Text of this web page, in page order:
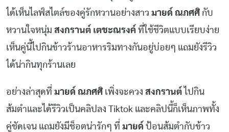
ได้เห็นไลฟ์สไตล์ของคู่รักหวานอย่างสาว มายด์ ณภศศิ กับ
หวานใจหนุ่ม สงกรานต์ เตชะณรงค์ ที่ใช้ชีวิตแบบเรียบง่าย
เห็นคู่นี้ไปกินข้าวร้านอาหารริมทางกันอยู่บ่อยๆ แถมยังรีวิว
ได้น่ากินทุกร้านเลย
อย่างล่าสุดที่ มายด์ ณภศศิ เพิ่งจะควง สงกรานต์ ไปกิน
ส้มตำและได้รีวิวเป็นคลิปลง Tiktok และคลิปนี้ก็เห็นภาพทั้ง
คู่ชัดเจน แถมยังมีช็อตน่ารักๆ ที่ มายด์ ป้อนส้มตำกับข้าว